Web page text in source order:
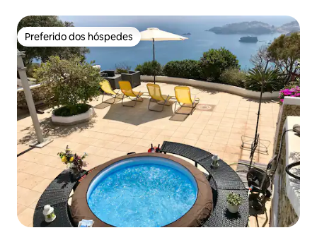
Preferido dos hóspedes
Preferido dos hóspedes